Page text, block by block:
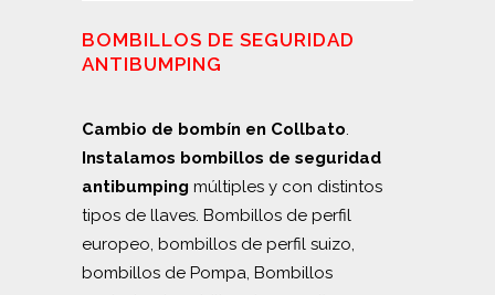
BOMBILLOS DE SEGURIDAD
ANTIBUMPING
Cambio de bombín en Collbato.
Instalamos bombillos de seguridad
antibumping múltiples y con distintos
tipos de llaves. Bombillos de perfil
europeo, bombillos de perfil suizo,
bombillos de Pompa, Bombillos